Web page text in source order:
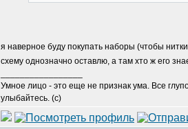
я наверное буду покупать наборы (чтобы
схему однозначно оставлю, а там хто ж его
Умное лицо - это еще не признак ума. Все
улыбайтесь. (с)